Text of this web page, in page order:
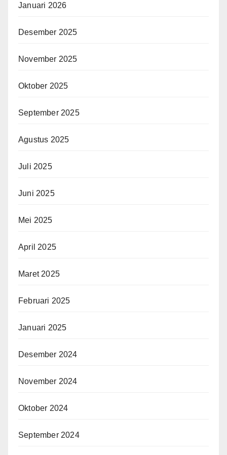
Januari 2026
Desember 2025
November 2025
Oktober 2025
September 2025
Agustus 2025
Juli 2025
Juni 2025
Mei 2025
April 2025
Maret 2025
Februari 2025
Januari 2025
Desember 2024
November 2024
Oktober 2024
September 2024